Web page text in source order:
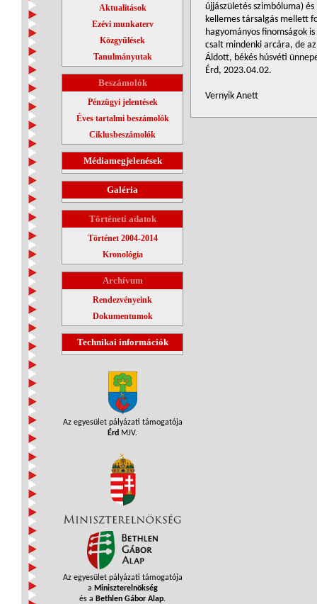
Aktualitások
Ezévi munkaterv
Közgyűlések
Tanulmányutak
Beszámolók
Pénzügyi jelentések
Éves tartalmi beszámolók
Ciklusbeszámolók
Médiamegjelenések
Galéria
Történeti adatok
Történet 2004-2014
Kronológia
Archívum
Rendezvényeink
Dokumentumok
Technikai információk
Az egyesület pályázati támogatója
Érd MJV.
Az egyesület pályázati támogatója
a Miniszterelnökség
és a Bethlen Gábor Alap.
újjászületés szimbóluma)
kellemes társalgás mellett
hagyományos finomságok
csalt mindenki arcára, de
Áldott, békés húsvéti
Érd, 2023.04.02.
Vernyik Anett